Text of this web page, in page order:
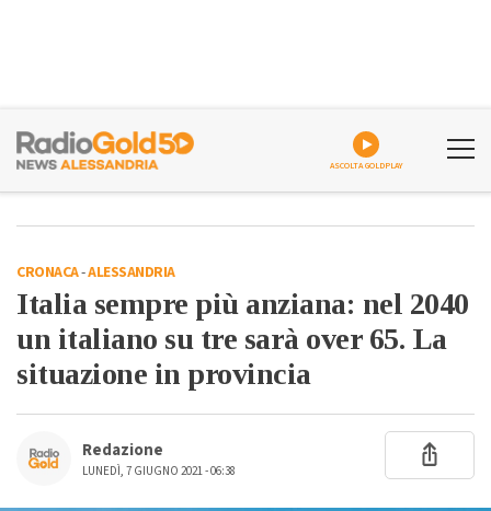
ASCOLTA GOLDPLAY
CRONACA-ALESSANDRIA
Italia sempre più anziana: nel 2040
un italiano su tre sarà over 65. La
situazione in provincia
Redazione
LUNEDÌ, 7 GIUGNO 2021 - 06:38